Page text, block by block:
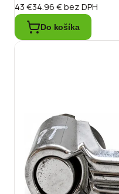
43 €34.96 €bez DPH
Do košíka